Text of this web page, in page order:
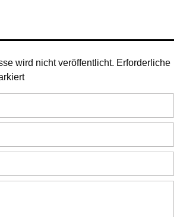
wird nicht veröffentlicht. Erforderliche